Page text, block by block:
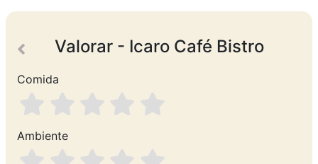
Valorar - Icaro Café Bistro
Comida
Ambiente